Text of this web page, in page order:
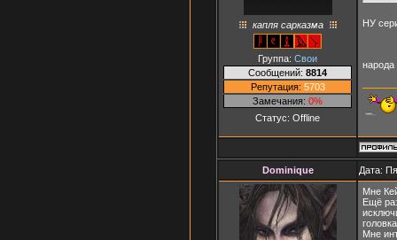
капля сарказма
Группа: Свои
Сообщений: 8814
Репутация: 5703
Замечания: 0%
Статус: Offline
НУ
Dominique Дата:
Мне
Ещё
Мне